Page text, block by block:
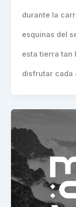
durante la
esquinas del
esta tierra tan
disfrutar cada